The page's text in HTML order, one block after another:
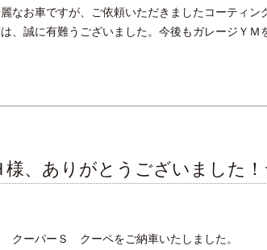
なお車ですが、ご依頼いただきましたコーティ
、誠に有難うございました。今後もガレージＹＭ
、ありがとうございました
クーパーＳ クーペをご納車いたしました。